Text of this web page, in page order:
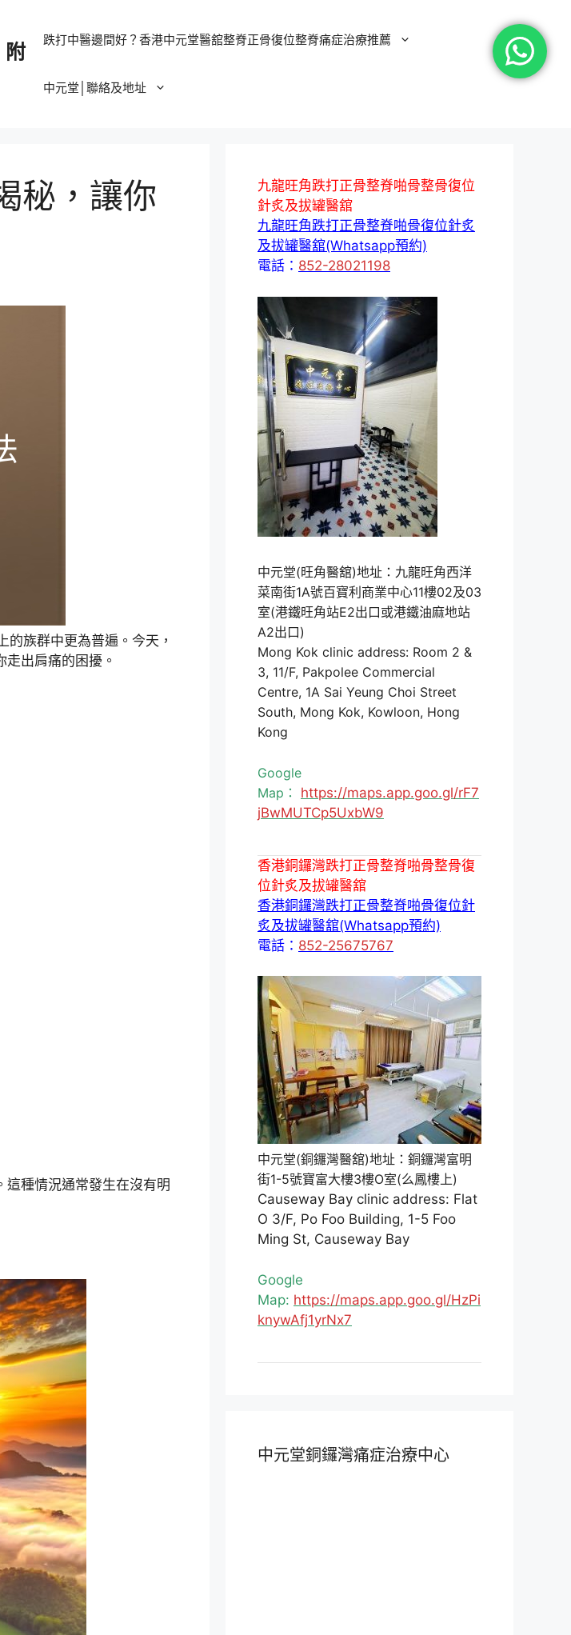
附
跌打中醫邊間好？香港中元堂醫舘整脊正骨復位整脊痛症治療推薦
中元堂│聯絡及地址
秘，讓你
族群中更為普遍。今天，
出肩痛的困擾。
種情況通常發生在沒有明
九龍旺角跌打正骨整脊啪骨整骨復位
針炙及拔罐醫舘
九龍旺角跌打正骨整脊啪骨復位針炙
及拔罐醫舘(Whatsapp預約)
電話： 852-28021198
中元堂(旺角醫舘)地址：九龍旺角西洋
菜南街1A號百寶利商業中心11樓02及03
室(港鐵旺角站E2出口或港鐵油麻地站
A2出口)
Mong Kok clinic address: Room 2 &
3, 11/F, Pakpolee Commercial
Centre, 1A Sai Yeung Choi Street
South, Mong Kok, Kowloon, Hong
Kong
Google
Map： https://maps.app.goo.gl/rF7
jBwMUTCp5UxbW9
香港銅鑼灣跌打正骨整脊啪骨整骨復
位針炙及拔罐醫舘
香港銅鑼灣跌打正骨整脊啪骨復位針
炙及拔罐醫舘(Whatsapp預約)
電話： 852-25675767
中元堂(銅鑼灣醫舘)地址：銅鑼灣富明
街1-5號寶富大樓3樓O室(么鳳樓上)
Causeway Bay clinic address: Flat
O 3/F, Po Foo Building, 1-5 Foo
Ming St, Causeway Bay
Google
Map: https://maps.app.goo.gl/HzPi
knywAfj1yrNx7
中元堂銅鑼灣痛症治療中心